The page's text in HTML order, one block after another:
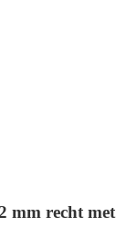
mm recht met